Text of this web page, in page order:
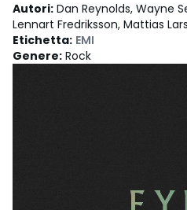
Autori: Dan Reynolds, Wayne
Lennart Fredriksson, Mattias
Etichetta: EMI
Genere: Rock